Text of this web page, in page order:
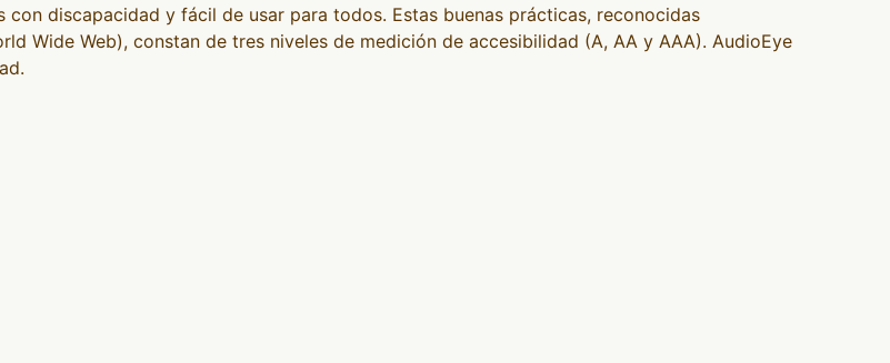
discapacidad y fácil de usar para todos. Estas buenas prácticas, reconocidas
Wide Web), constan de tres niveles de medición de accesibilidad (A, AA y AAA). AudioEye